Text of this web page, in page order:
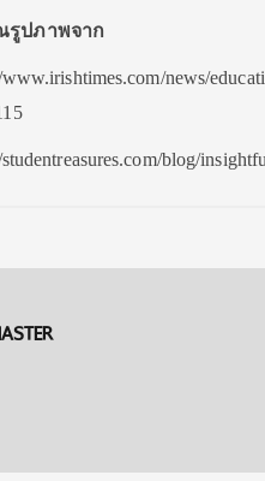
ปภาพจาก
news/
blog/